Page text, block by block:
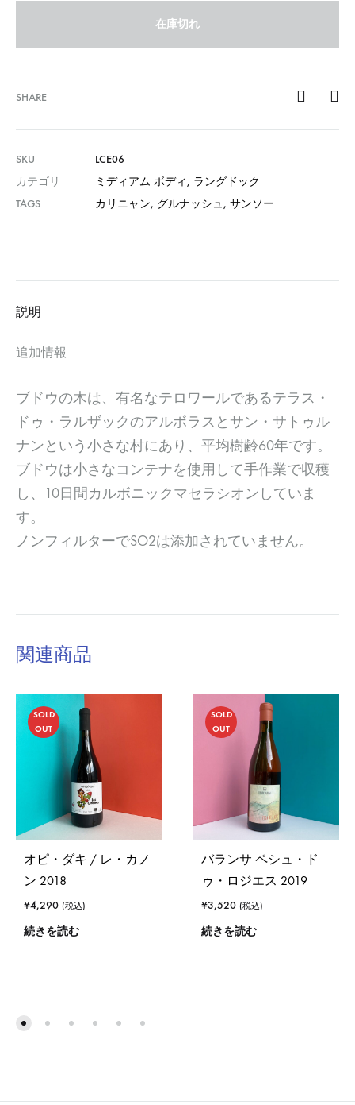
在庫切れ
SHARE
SKU
LCE06
カテゴリ
ミディアム ボディ , ラングドック
TAGS
カリニャン, グルナッシュ, サンソー
説明
追加情報
ブドウの木は、有名なテロワールであるテラス・
ドゥ・ラルザックのアルボラスとサン・サトゥル
ナンという小さな村にあり、平均樹齢60年です。
ブドウは小さなコンテナを使用して手作業で収穫
し、10日間カルボニックマセラシオンしていま
す。
ノンフィルターでSO2は添加されていません。
関連商品
SOLD
OUT
オピ・ダキ / レ・カノ
ン 2018
¥4,290 (税込)
続きを読む
SOLD
OUT
バランサ ペシュ・ド
ゥ・ロジエス 2019
¥3,520 (税込)
続きを読む